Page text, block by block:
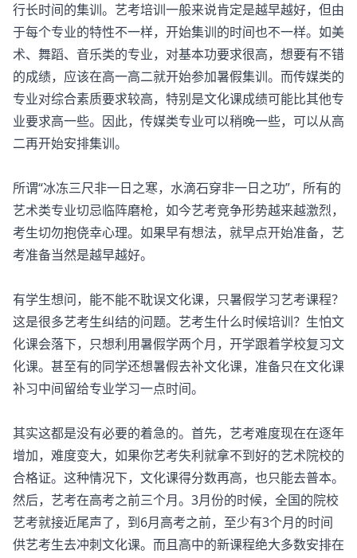
行长时间的集训。艺考培训一般来说肯定是越早越好，但由
于每个专业的特性不一样，开始集训的时间也不一样。如美
术、舞蹈、音乐类的专业，对基本功要求很高，想要有不错
的成绩，应该在高一高二就开始参加暑假集训。而传媒类的
专业对综合素质要求较高，特别是文化课成绩可能比其他专
业要求高一些。因此，传媒类专业可以稍晚一些，可以从高
二再开始安排集训。
所谓“冰冻三尺非一日之寒，水滴石穿非一日之功”，所有的
艺术类专业切忌临阵磨枪，如今艺考竞争形势越来越激烈，
考生切勿抱侥幸心理。如果早有想法，就早点开始准备，艺
考准备当然是越早越好。
有学生想问，能不能不耽误文化课，只暑假学习艺考课程？
这是很多艺考生纠结的问题。艺考生什么时候培训？生怕文
化课会落下，只想利用暑假学两个月，开学跟着学校复习文
化课。甚至有的同学还想暑假去补文化课，准备只在文化课
补习中间留给专业学习一点时间。
其实这都是没有必要的着急的。首先，艺考难度现在在逐年
增加，难度变大，如果你艺考失利就拿不到好的艺术院校的
合格证。这种情况下，文化课得分数再高，也只能去普本。
然后，艺考在高考之前三个月。3月份的时候，全国的院校
艺考就接近尾声了，到6月高考之前，至少有3个月的时间
供艺考生去冲刺文化课。而且高中的新课程绝大多数安排在